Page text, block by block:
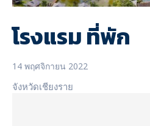
โรงแรม ที่พัก
14 พฤศจิกายน 2022
จังหวัดเชียงราย